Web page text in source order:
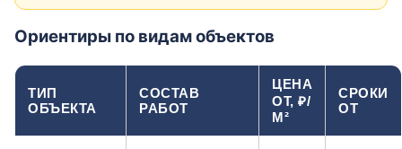
Ориентиры по видам объектов
ТИП
ОБЪЕКТА
СОСТАВ
РАБОТ
ЦЕНА
ОТ, ₽/
М²
СРОКИ
ОТ